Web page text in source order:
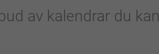
av kalendrar du